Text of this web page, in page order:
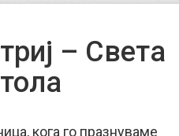
– Света
кога го празнуваме